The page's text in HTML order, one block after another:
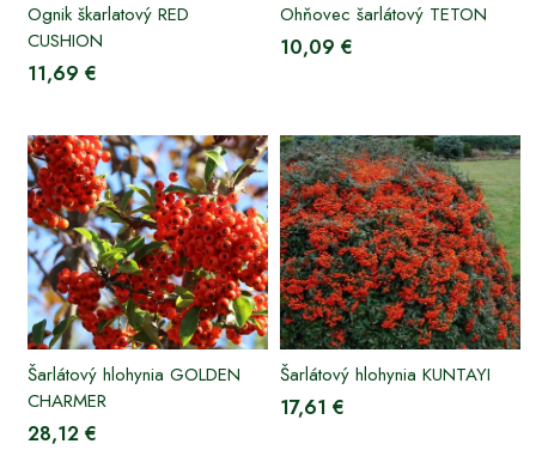
Ognik škarlatový RED
CUSHION
11,69 €
Ohňovec šarlátový TETON
10,09 €
Šarlátový hlohynia GOLDEN
CHARMER
28,12 €
Šarlátový hlohynia KUNTAYI
17,61 €